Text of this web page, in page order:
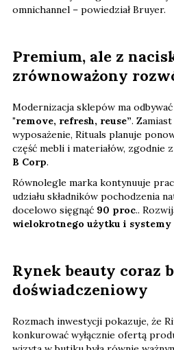
omnichannel – powiedział Bruyer.
Premium, ale z
zrównoważony
Modernizacja sklepów ma
"remove, refresh, reuse”. Zamiast
wyposażenie, Rituals planuje
część mebli i materiałów, zgodnie
B Corp.
Równolegle marka kontynuuje
udziału składników pochodzenia
docelowo sięgnąć 90 proc..
wielokrotnego użytku i
Rynek beauty coraz
doświadczeniowy
Rozmach inwestycji pokazuje, że
konkurować wyłącznie ofertą